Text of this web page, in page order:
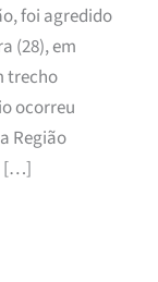
foi agredido
(28), em
trecho
ocorreu
Região
[…]